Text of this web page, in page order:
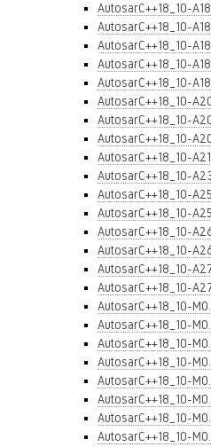
AutosarC++18_10-
AutosarC++18_10-
AutosarC++18_10-
AutosarC++18_10-
AutosarC++18_10-
AutosarC++18_10-
AutosarC++18_10-
AutosarC++18_10-
AutosarC++18_10-
AutosarC++18_10-
AutosarC++18_10-
AutosarC++18_10-
AutosarC++18_10-
AutosarC++18_10-
AutosarC++18_10-
AutosarC++18_10-
AutosarC++18_10-
AutosarC++18_10-
AutosarC++18_10-
AutosarC++18_10-
AutosarC++18_10-
AutosarC++18_10-
AutosarC++18_10-
AutosarC++18_10-